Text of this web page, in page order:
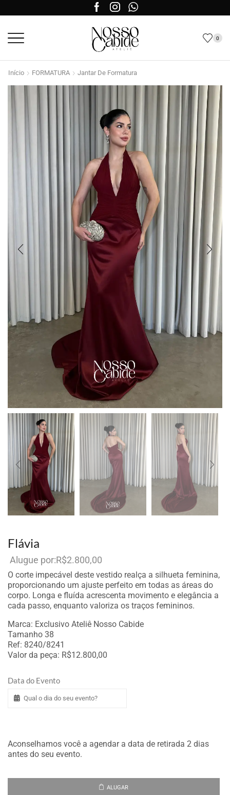
0
Início FORMATURA Jantar De Formatura
Flávia
R$2.800,00
O corte impecável deste vestido realça a silhueta feminina,
proporcionando um ajuste perfeito em todas as áreas do
corpo. Longa e fluída acrescenta movimento e elegância a
cada passo, enquanto valoriza os traços femininos.
Marca: Exclusivo Ateliê Nosso Cabide
Tamanho 38
Ref: 8240/8241
Valor da peça: R$12.800,00
Data do Evento
Aconselhamos você a agendar a data de retirada 2 dias
antes do seu evento.
ALUGAR